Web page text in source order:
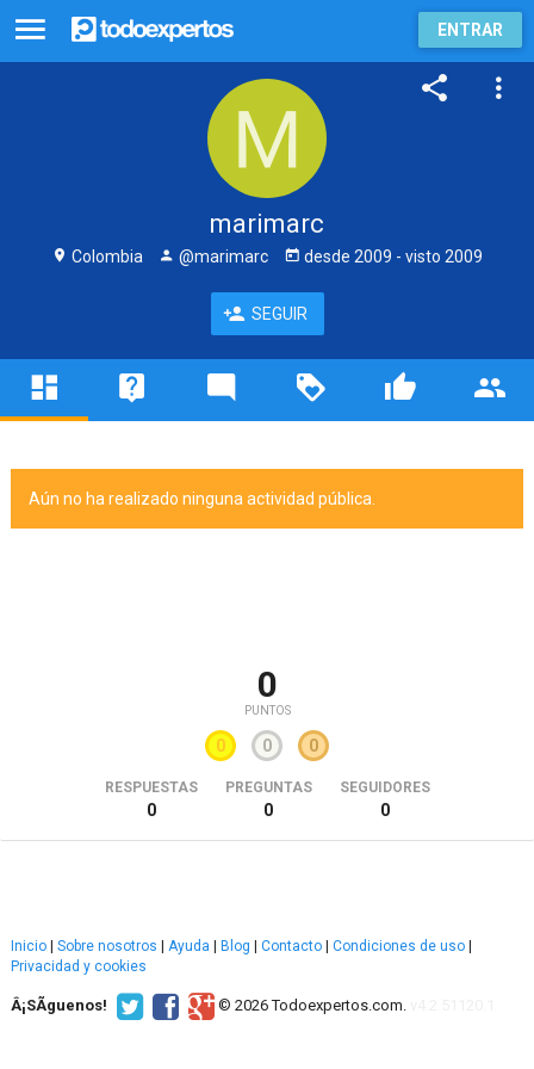
ENTRAR
marimarc
Colombia @marimarc desde 2009 - visto 2009
SEGUIR
Aún no ha realizado ninguna actividad pública.
0
PUNTOS
0 0 0
RESPUESTAS
0
PREGUNTAS
0
SEGUIDORES
0
Inicio Sobre nosotros Ayuda Blog Contacto Condiciones de uso
Privacidad y cookies
Â¡SÃ­guenos! © 2026 Todoexpertos.com.